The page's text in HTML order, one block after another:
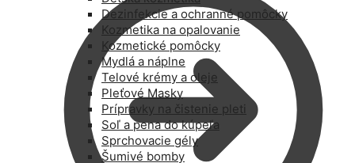
Dezinfekcie a ochranné pomôcky
Kozmetika na opalovanie
Kozmetické pomôcky
Mydlá a náplne
Telové krémy a oleje
Pleťové Masky
Prípravky na čistenie pleti
Soľ a pena do kúpeľa
Sprchovacie gély
Šumivé bomby